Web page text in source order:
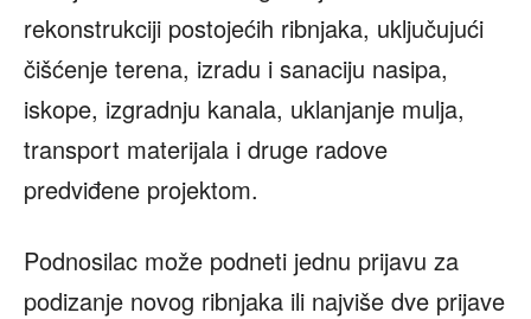
rekonstrukciji postojećih ribnjaka, uključujući
čišćenje terena, izradu i sanaciju nasipa,
iskope, izgradnju kanala, uklanjanje mulja,
transport materijala i druge radove
predviđene projektom.
Podnosilac može podneti jednu prijavu za
podizanje novog ribnjaka ili najviše dve prijave